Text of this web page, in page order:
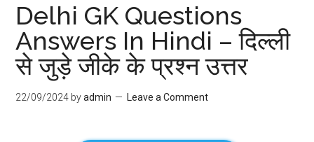
Delhi GK Questions
Answers In Hindi – दिल्ली
से जुड़े जीके के प्रश्न उत्तर
22/09/2024 byadmin Leave a Comment